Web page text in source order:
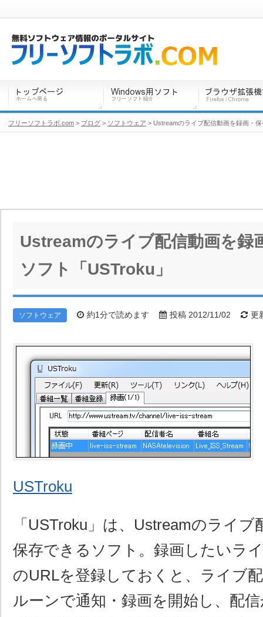
Ustreamのライブ配信動画を録
ソフト「USTroku」
ソフトウェア 約1分で読めます 投稿 2012/11/02 更
USTroku
「USTroku」は、Ustreamのライ
保存できるソフト。録画したいラ
のURLを登録しておくと、ライブ
ルーンで通知・録画を開始し、配
フリーソフトラボ.com > ブログ > ソフトウェア > Ustreamのライブ配信動画を録画・